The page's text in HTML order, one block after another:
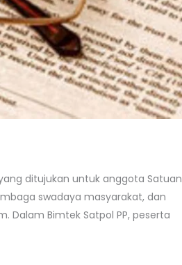
ditujukan untuk anggota Satuan
swadaya masyarakat, dan
Bimtek Satpol PP, peserta